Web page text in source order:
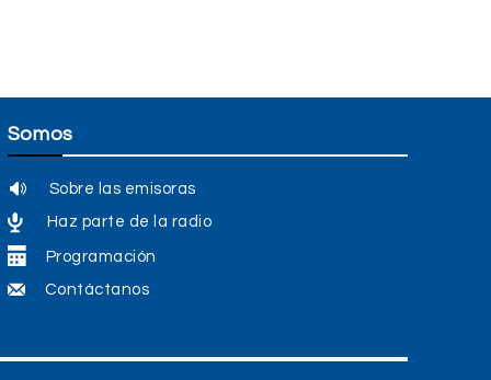
Somos
Sobre las emisoras
Haz parte de la radio
Programación
Contáctanos